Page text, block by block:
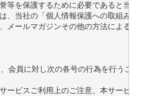
等を保護するために必要であると当社
当社の「個人情報保護への取組み」
ールマガジンその他の方法による情
会員に対し次の各号の行為を行うこと
ビスご利用上のご注意、本サービス